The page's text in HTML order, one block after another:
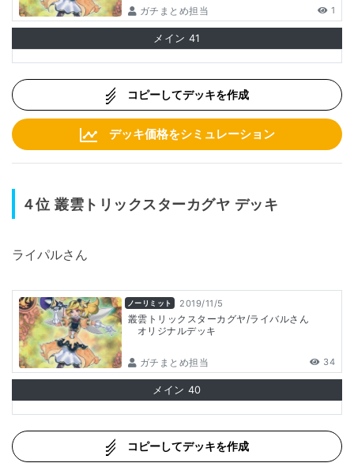
ガチまとめ担当 1
メイン 41
コピーしてデッキを作成
デッキ価格をシミュレーション
４位叢雲トリックスターカグヤ デッキ
ライパルさん
ノーリミット 2019/11/5
叢雲トリックスターカグヤ/ライバルさん
オリジナルデッキ
ガチまとめ担当 34
メイン 40
コピーしてデッキを作成